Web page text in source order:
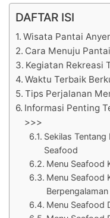
DAFTAR ISI
Wisata Pantai Anyer
Cara Menuju
Kegiatan Rekreasi
Waktu Terbaik
Tips Perjalanan
Informasi Penting
>>>
Sekilas
Seafood
Menu Seafood
Menu Seafood
Berpengalaman
Menu Seafood